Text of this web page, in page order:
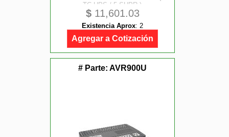
TC UPS / 5 SUPR.)
$11,601.03
Existencia Aprox: 2
Agregar a Cotización
# Parte: AVR900U